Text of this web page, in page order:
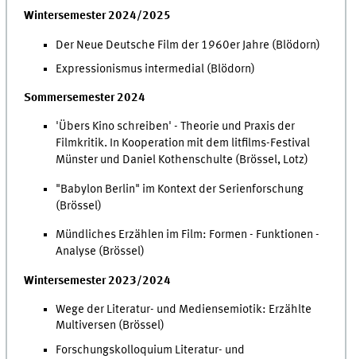
Wintersemester 2024/2025
Der Neue Deutsche Film der 1960er Jahre (Blödorn)
Expressionismus intermedial (Blödorn)
Sommersemester 2024
'Übers Kino schreiben' - Theorie und Praxis der
Filmkritik. In Kooperation mit dem litfilms-Festival
Münster und Daniel Kothenschulte (Brössel, Lotz)
"Babylon Berlin" im Kontext der Serienforschung
(Brössel)
Mündliches Erzählen im Film: Formen - Funktionen -
Analyse (Brössel)
Wintersemester 2023/2024
Wege der Literatur- und Mediensemiotik: Erzählte
Multiversen (Brössel)
Forschungskolloquium Literatur- und